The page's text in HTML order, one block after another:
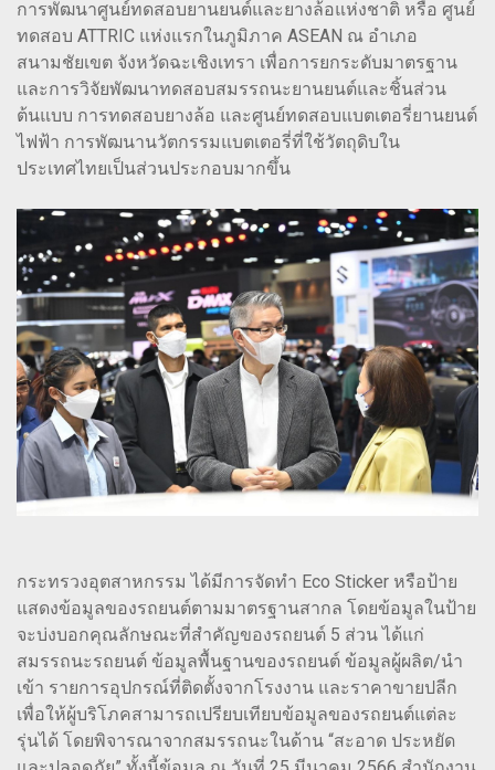
การพัฒนาศูนย์ทดสอบยานยนต์และยางล้อแห่งชาติ หรือ ศูนย์
ทดสอบ ATTRIC แห่งแรกในภูมิภาค ASEAN ณ อำเภอ
สนามชัยเขต จังหวัดฉะเชิงเทรา เพื่อการยกระดับมาตรฐาน
และการวิจัยพัฒนาทดสอบสมรรถนะยานยนต์และชิ้นส่วน
ต้นแบบ การทดสอบยางล้อ และศูนย์ทดสอบแบตเตอรี่ยานยนต์
ไฟฟ้า การพัฒนานวัตกรรมแบตเตอรี่ที่ใช้วัตถุดิบใน
ประเทศไทยเป็นส่วนประกอบมากขึ้น
กระทรวงอุตสาหกรรม ได้มีการจัดทำ Eco Sticker หรือป้าย
แสดงข้อมูลของรถยนต์ตามมาตรฐานสากล โดยข้อมูลในป้าย
จะบ่งบอกคุณลักษณะที่สำคัญของรถยนต์ 5 ส่วน ได้แก่
สมรรถนะรถยนต์ ข้อมูลพื้นฐานของรถยนต์ ข้อมูลผู้ผลิต/นำ
เข้า รายการอุปกรณ์ที่ติดตั้งจากโรงงาน และราคาขายปลีก
เพื่อให้ผู้บริโภคสามารถเปรียบเทียบข้อมูลของรถยนต์แต่ละ
รุ่นได้ โดยพิจารณาจากสมรรถนะในด้าน “สะอาด ประหยัด